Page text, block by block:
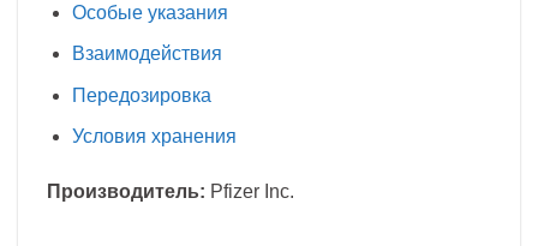
Особые указания
Взаимодействия
Передозировка
Условия хранения
Производитель: Pfizer Inc.